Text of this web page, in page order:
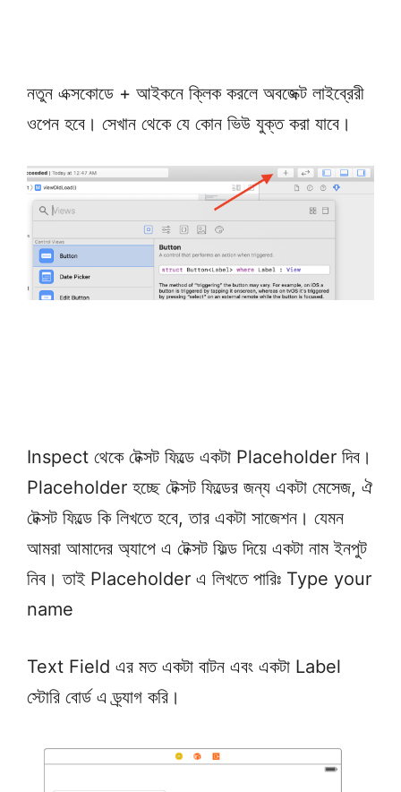
নতুন এক্সকোডে + আইকনে ক্লিক করলে অবজেক্ট লাইব্রেরী
ওপেন হবে। সেখান থেকে যে কোন ভিউ যুক্ত করা যাবে।
Inspect থেকে টেক্সট ফিল্ডে একটা Placeholder দিব।
Placeholder হচ্ছে টেক্সট ফিল্ডের জন্য একটা মেসেজ, ঐ
টেক্সট ফিল্ডে কি লিখতে হবে, তার একটা সাজেশন। যেমন
আমরা আমাদের অ্যাপে এ টেক্সট ফিল্ড দিয়ে একটা নাম ইনপুট
নিব। তাই Placeholder এ লিখতে পারিঃ Type your
name
Text Field এর মত একটা বাটন এবং একটা Label
স্টোরি বোর্ড এ ড্র্যাগ করি।